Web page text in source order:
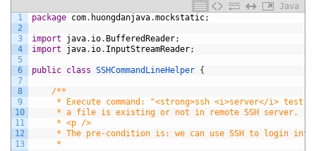
Java
1
2
3
4
5
6
7
8
9
10
11
12
13
package com. huongdanjava.mockstatic;
import java. io. BufferedReader;
import
java. io. InputStreamReader;
public class SSHCommandLineHelper {
/**
* Execute command: "<strong>ssh <i>server</i> test -
* a file is existing or not in remote SSH server.
* <p />
* The pre-condition is: we can use SSH to login into
*